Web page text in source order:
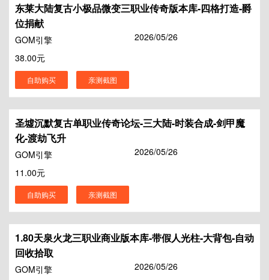
东莱大陆复古小极品微变三职业传奇版本库-四格打造-爵
位捐献
GOM引擎
2026/05/26
38.00元
自助购买 亲测截图
圣墟沉默复古单职业传奇论坛-三大陆-时装合成-剑甲魔
化-渡劫飞升
GOM引擎
2026/05/26
11.00元
自助购买 亲测截图
1.80天泉火龙三职业商业版本库-带假人光柱-大背包-自动
回收拾取
GOM引擎
2026/05/26